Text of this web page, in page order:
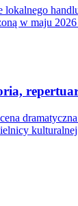
lokalnego
w maju